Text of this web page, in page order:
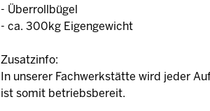
- Überrollbügel
- ca. 300kg Eigengewicht
Zusatzinfo:
In unserer Fachwerkstätte wird jeder
ist somit betriebsbereit.